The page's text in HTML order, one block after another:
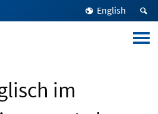
English
im